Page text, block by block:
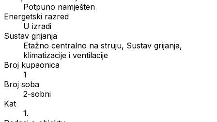
Potpuno namješten
Energetski razred
U izradi
Sustav grijanja
Etažno centralno na struju, Sustav grijanja,
klimatizacije i ventilacije
Broj kupaonica
1
Broj soba
2-sobni
Kat
1.